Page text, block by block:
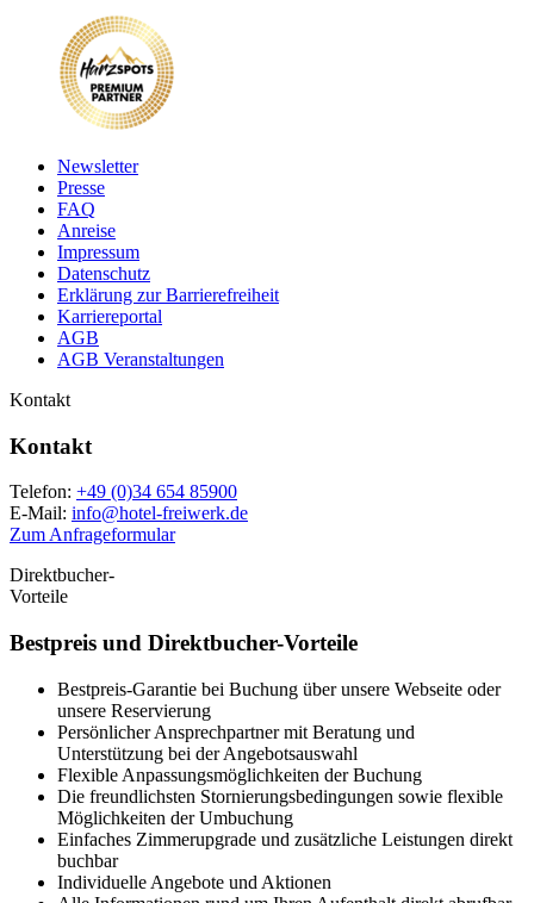
Newsletter
Presse
FAQ
Anreise
Impressum
Datenschutz
Erklärung zur Barrierefreiheit
Karriereportal
AGB
AGB Veranstaltungen
Kontakt
Kontakt
Telefon: +49 (0)34 654 85900
E-Mail: info@hotel-freiwerk.de
Zum Anfrageformular
Direktbucher-
Vorteile
Bestpreis und Direktbucher-Vorteile
Bestpreis-Garantie bei Buchung über unsere Webseite oder
unsere Reservierung
Persönlicher Ansprechpartner mit Beratung und
Unterstützung bei der Angebotsauswahl
Flexible Anpassungsmöglichkeiten der Buchung
Die freundlichsten Stornierungsbedingungen sowie flexible
Möglichkeiten der Umbuchung
Einfaches Zimmerupgrade und zusätzliche Leistungen direkt
buchbar
Individuelle Angebote und Aktionen